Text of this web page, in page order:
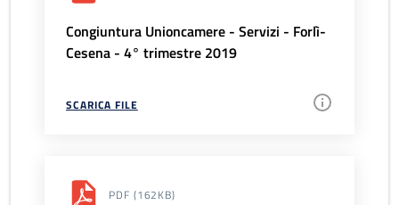
Congiuntura Unioncamere - Servizi - Forlì-
Cesena - 4° trimestre 2019
SCARICA FILE
PDF (162KB)